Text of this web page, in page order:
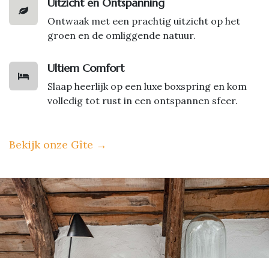
Ontwaak met een prachtig uitzicht op het
groen en de omliggende natuur.
Ultiem Comfort
Slaap heerlijk op een luxe boxspring en kom
volledig tot rust in een ontspannen sfeer.
Bekijk onze Gîte →